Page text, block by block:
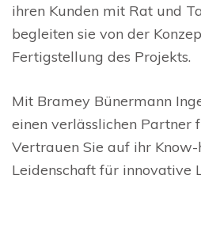
ihren Kunden mit Rat und
begleiten sie von der
Fertigstellung des Projekts.
Mit Bramey Bünermann
einen verlässlichen Partner
Vertrauen Sie auf ihr
Leidenschaft für innovative